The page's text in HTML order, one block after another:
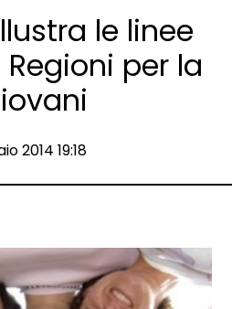
le linee
per la
2014 19:18